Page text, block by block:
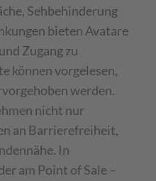
Sehbehinderung
bieten Avatare
Zugang zu
können vorgelesen,
werden.
nicht nur
an Barrierefreiheit,
In
am Point of Sale –